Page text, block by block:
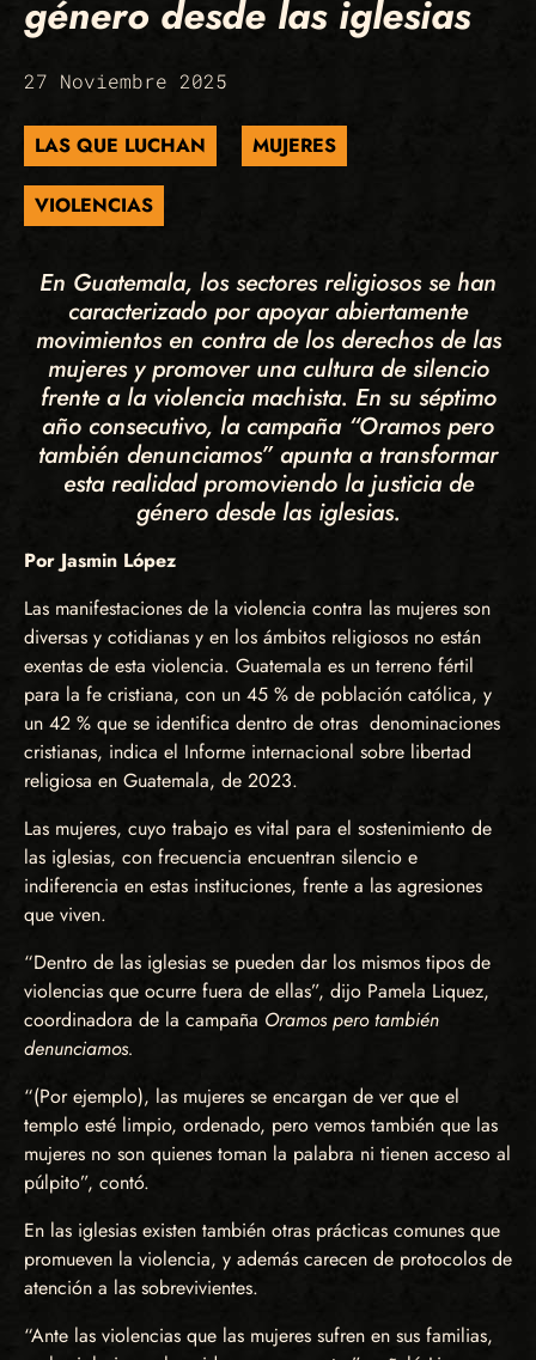
género desde las iglesias
27 Noviembre 2025
LAS QUE LUCHAN MUJERES
VIOLENCIAS
En Guatemala, los sectores religiosos se han
caracterizado por apoyar abiertamente
movimientos en contra de los derechos de las
mujeres y promover una cultura de silencio
frente a la violencia machista. En su séptimo
año consecutivo, la campaña “Oramos pero
también denunciamos” apunta a transformar
esta realidad promoviendo la justicia de
género desde las iglesias.
Por Jasmin López
Las manifestaciones de la violencia contra las mujeres son
diversas y cotidianas y en los ámbitos religiosos no están
exentas de esta violencia. Guatemala es un terreno fértil
para la fe cristiana, con un 45 % de población católica, y
un 42 % que se identifica dentro de otras denominaciones
cristianas, indica el Informe internacional sobre libertad
religiosa en Guatemala, de 2023.
Las mujeres, cuyo trabajo es vital para el sostenimiento de
las iglesias, con frecuencia encuentran silencio e
indiferencia en estas instituciones, frente a las agresiones
que viven.
“Dentro de las iglesias se pueden dar los mismos tipos de
violencias que ocurre fuera de ellas”, dijo Pamela Liquez,
coordinadora de la campaña Oramos pero también
denunciamos.
“(Por ejemplo), las mujeres se encargan de ver que el
templo esté limpio, ordenado, pero vemos también que las
mujeres no son quienes toman la palabra ni tienen acceso al
púlpito”, contó.
En las iglesias existen también otras prácticas comunes que
promueven la violencia, y además carecen de protocolos de
atención a las sobrevivientes.
“Ante las violencias que las mujeres sufren en sus familias,